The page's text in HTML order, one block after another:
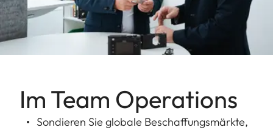
Im Team Operations
Sondieren Sie globale Beschaffungsmärkte,